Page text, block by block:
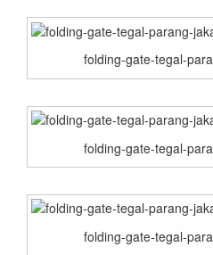
folding-gate-tegal-
folding-gate-tegal-
folding-gate-tegal-